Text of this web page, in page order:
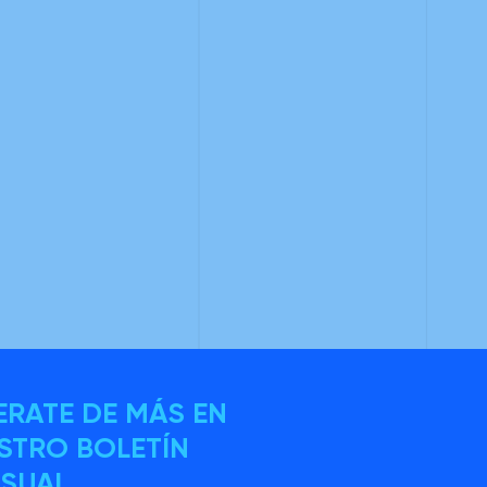
DE MÁS EN
BOLETÍN